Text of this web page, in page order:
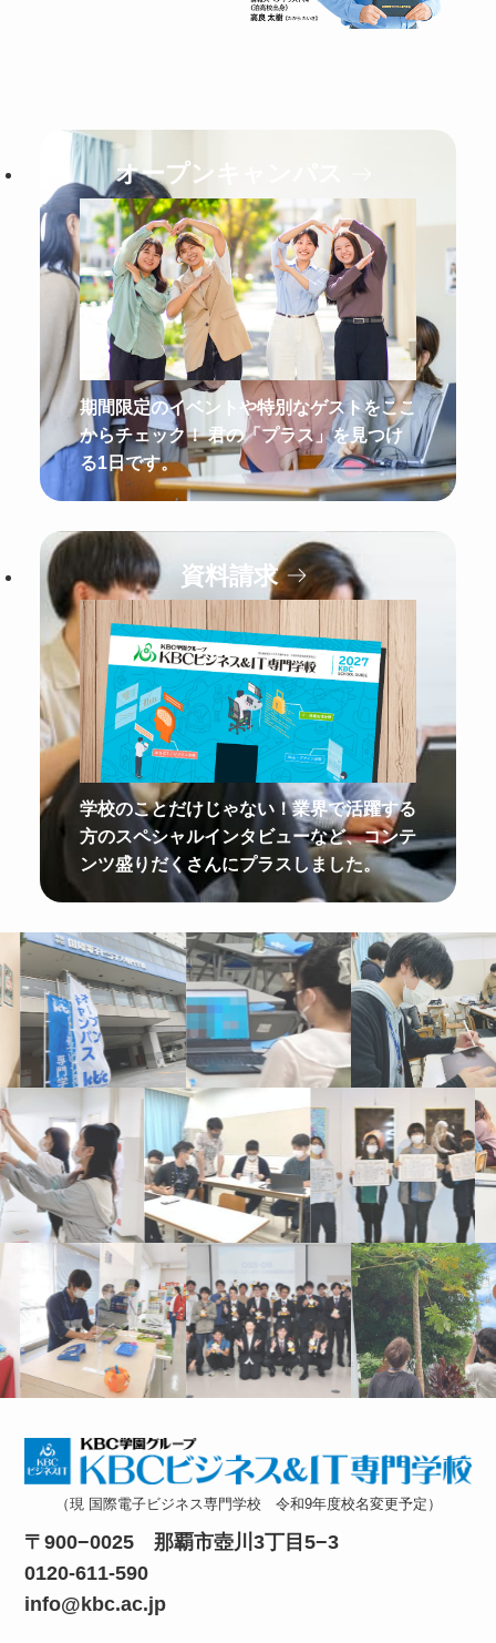
オープンキャンパス
期間限定のイベントや特別なゲストをここ
からチェック！ 君の「プラス」を見つけ
る1日です。
資料請求
学校のことだけじゃない！業界で活躍する
方のスペシャルインタビューなど、コンテ
ンツ盛りだくさんにプラスしました。
（現 国際電子ビジネス専門学校 令和9年度校名変更予定）
0120-611-590
info@kbc.ac.jp